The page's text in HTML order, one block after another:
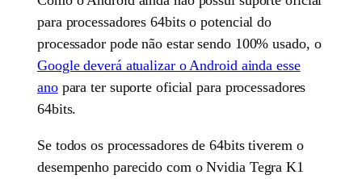
para processadores 64bits o potencial do
processador pode não estar sendo 100% usado, o
Google deverá atualizar o Android ainda esse
anopara ter suporte oficial para processadores
64bits.
Se todos os processadores de 64bits tiverem o
desempenho parecido com o Nvidia Tegra K1